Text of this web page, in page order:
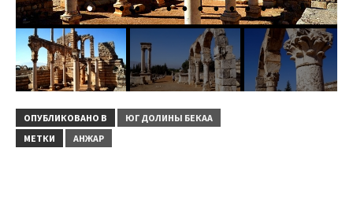
ОПУБЛИКОВАНО В
ЮГ ДОЛИНЫ БЕКАА
МЕТКИ
АНЖАР